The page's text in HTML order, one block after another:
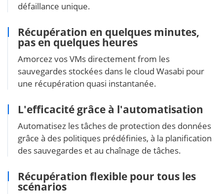
défaillance unique.
Récupération en quelques minutes,
pas en quelques heures
Amorcez vos VMs directement from les
sauvegardes stockées dans le cloud Wasabi pour
une récupération quasi instantanée.
L'efficacité grâce à l'automatisation
Automatisez les tâches de protection des données
grâce à des politiques prédéfinies, à la planification
des sauvegardes et au chaînage de tâches.
Récupération flexible pour tous les
scénarios